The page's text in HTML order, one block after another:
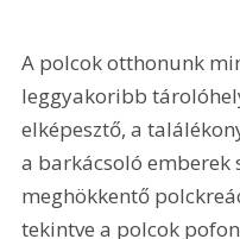
A polcok otthonunk
leggyakoribb
elképesztő, a
a barkácsoló emberek
meghökkentő
tekintve a polcok